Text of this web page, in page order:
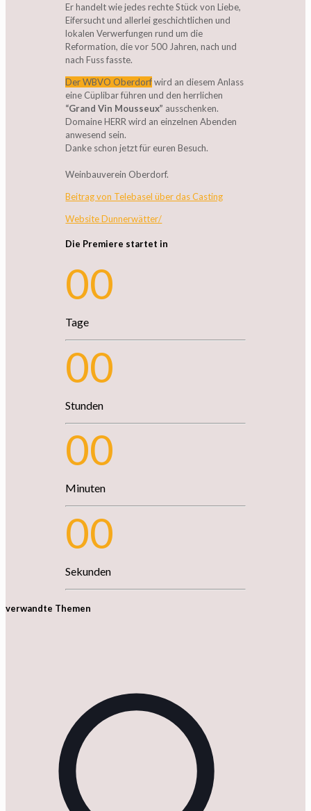
Er handelt wie jedes rechte Stück von Liebe,
Eifersucht und allerlei geschichtlichen und
lokalen Verwerfungen rund um die
Reformation, die vor 500 Jahren, nach und
nach Fuss fasste.
Der WBVO Oberdorfwird an diesem Anlass
eine Cüplibar führen und den herrlichen
“Grand Vin Mousseux” ausschenken.
Domaine HERR wird an einzelnen Abenden
anwesend sein.
Danke schon jetzt für euren Besuch.
Weinbauverein Oberdorf.
Beitrag von Telebasel über das Casting
Website Dunnerwätter/
Die Premiere startet in
00
Tage
00
Stunden
00
Minuten
00
Sekunden
verwandte Themen